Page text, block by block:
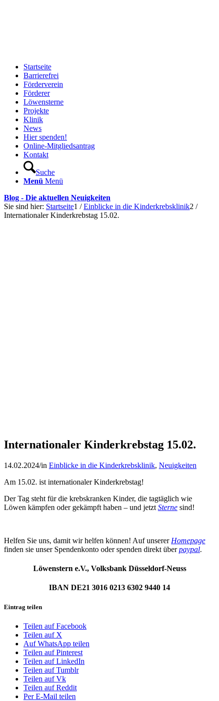
Startseite
Barrierefrei
Förderverein
Förderer
Löwensterne
Projekte
Klinik
News
Hier spenden!
Online-Mitgliedsantrag
Kontakt
Suche
Menü Menü
Blog - Die aktuellen Neuigkeiten
Sie sind hier: Startseite1 / Einblicke in die Kinderkrebsklinik2 /
Internationaler Kinderkrebstag 15.02.
Internationaler Kinderkrebstag 15.02.
14.02.2024/in Einblicke in die Kinderkrebsklinik, Neuigkeiten
Am 15.02. ist internationaler Kinderkrebstag!
Der Tag steht für die krebskranken Kinder, die tagtäglich wie
Löwen kämpfen oder gekämpft haben – und jetzt Sterne sind!
Helfen Sie uns, damit wir helfen können! Auf unserer Homepage
finden sie unser Spendenkonto oder spenden direkt überpaypal.
Löwenstern e.V., Volksbank Düsseldorf-Neuss
IBAN DE21 3016 0213 6302 9440 14
Eintrag teilen
Teilen auf Facebook
Teilen auf X
Auf WhatsApp teilen
Teilen auf Pinterest
Teilen auf LinkedIn
Teilen auf Tumblr
Teilen auf Vk
Teilen auf Reddit
Per E-Mail teilen